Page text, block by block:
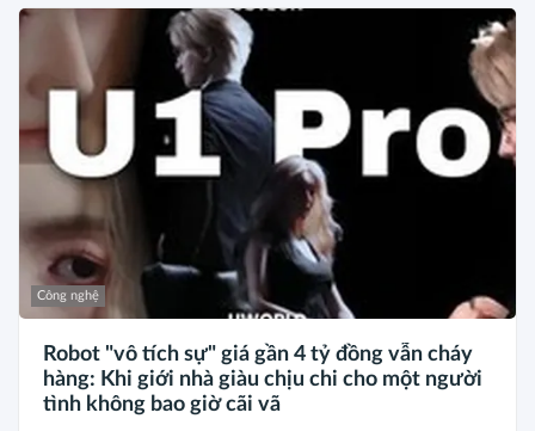
Công nghệ
Robot "vô tích sự" giá gần 4 tỷ đồng vẫn cháy
hàng: Khi giới nhà giàu chịu chi cho một người
tình không bao giờ cãi vã